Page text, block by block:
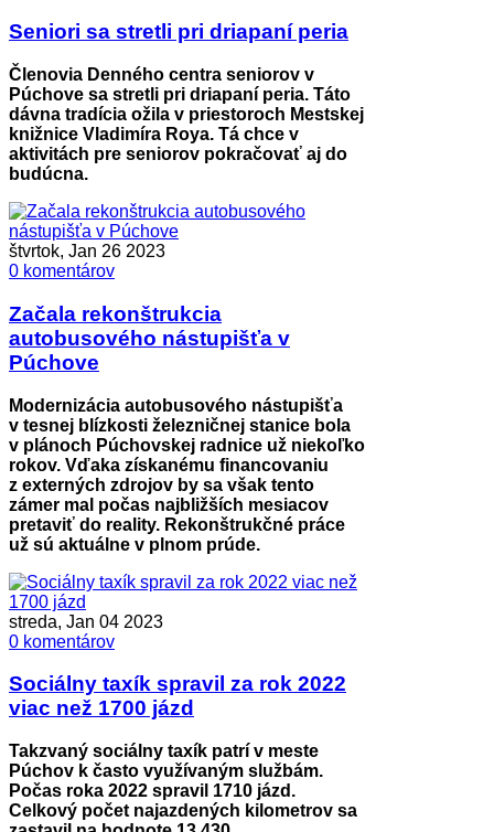
Seniori sa stretli pri driapaní peria
Členovia Denného centra seniorov v
Púchove sa stretli pri driapaní peria. Táto
dávna tradícia ožila v priestoroch Mestskej
knižnice Vladimíra Roya. Tá chce v
aktivitách pre seniorov pokračovať aj do
budúcna.
štvrtok, Jan 26 2023
0 komentárov
Začala rekonštrukcia
autobusového nástupišťa v
Púchove
Modernizácia autobusového nástupišťa
v tesnej blízkosti železničnej stanice bola
v plánoch Púchovskej radnice už niekoľko
rokov. Vďaka získanému financovaniu
z externých zdrojov by sa však tento
zámer mal počas najbližších mesiacov
pretaviť do reality. Rekonštrukčné práce
už sú aktuálne v plnom prúde.
streda, Jan 04 2023
0 komentárov
Sociálny taxík spravil za rok 2022
viac než 1700 jázd
Takzvaný sociálny taxík patrí v meste
Púchov k často využívaným službám.
Počas roka 2022 spravil 1710 jázd.
Celkový počet najazdených kilometrov sa